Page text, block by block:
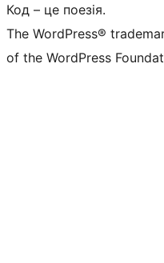
Код – це поезія.
The WordPress®
of the WordPress